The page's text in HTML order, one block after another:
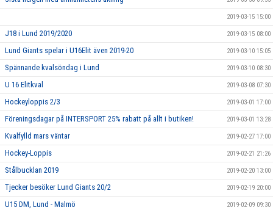
2019-03-15 15:00
J18 i Lund 2019/2020 2019-03-15 08:00
Lund Giants spelar i U16Elit även 2019-20 2019-03-10 15:05
Spännande kvalsöndag i Lund 2019-03-10 08:30
U 16 Elitkval 2019-03-08 07:30
Hockeyloppis 2/3 2019-03-01 17:00
Föreningsdagar på INTERSPORT 25% rabatt på allt i butiken! 2019-03-01 13:28
Kvalfylld mars väntar 2019-02-27 17:00
Hockey-Loppis 2019-02-21 21:26
Stålbucklan 2019 2019-02-20 13:00
Tjecker besöker Lund Giants 20/2 2019-02-19 20:00
U15 DM, Lund - Malmö 2019-02-09 09:30